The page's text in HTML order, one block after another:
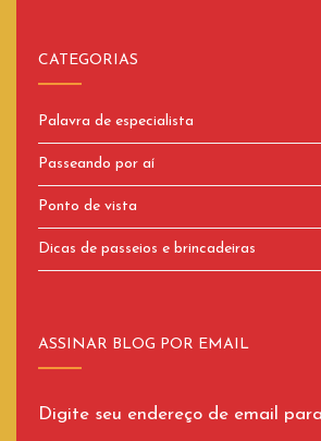
CATEGORIAS
Palavra de especialista
Passeando por aí
Ponto de vista
Dicas de passeios e brincadeiras
ASSINAR BLOG POR EMAIL
Digite seu endereço de email